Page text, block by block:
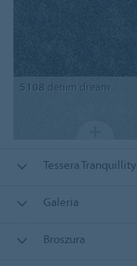
5108 denim dream
Tessera Tranquillity
Galeria
Broszura